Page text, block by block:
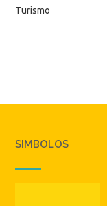
Turismo
SIMBOLOS